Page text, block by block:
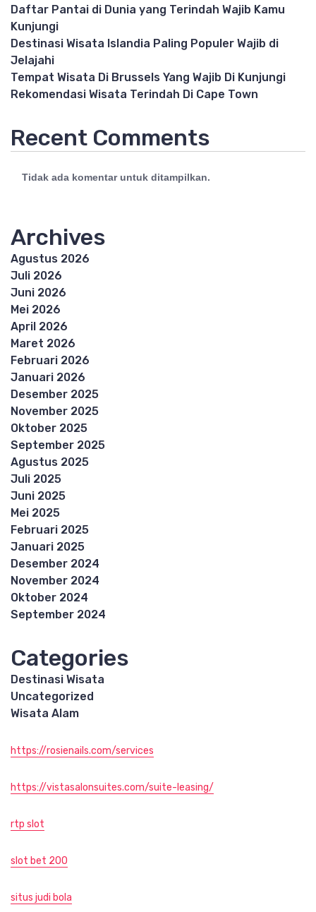
Daftar Pantai di Dunia yang Terindah Wajib Kamu
Kunjungi
Destinasi Wisata Islandia Paling Populer Wajib di
Jelajahi
Tempat Wisata Di Brussels Yang Wajib Di Kunjungi
Rekomendasi Wisata Terindah Di Cape Town
Recent Comments
Tidak ada komentar untuk ditampilkan.
Archives
Agustus 2026
Juli 2026
Juni 2026
Mei 2026
April 2026
Maret 2026
Februari 2026
Januari 2026
Desember 2025
November 2025
Oktober 2025
September 2025
Agustus 2025
Juli 2025
Juni 2025
Mei 2025
Februari 2025
Januari 2025
Desember 2024
November 2024
Oktober 2024
September 2024
Categories
Destinasi Wisata
Uncategorized
Wisata Alam
https://rosienails.com/services
https://vistasalonsuites.com/suite-leasing/
rtp slot
slot bet 200
situs judi bola